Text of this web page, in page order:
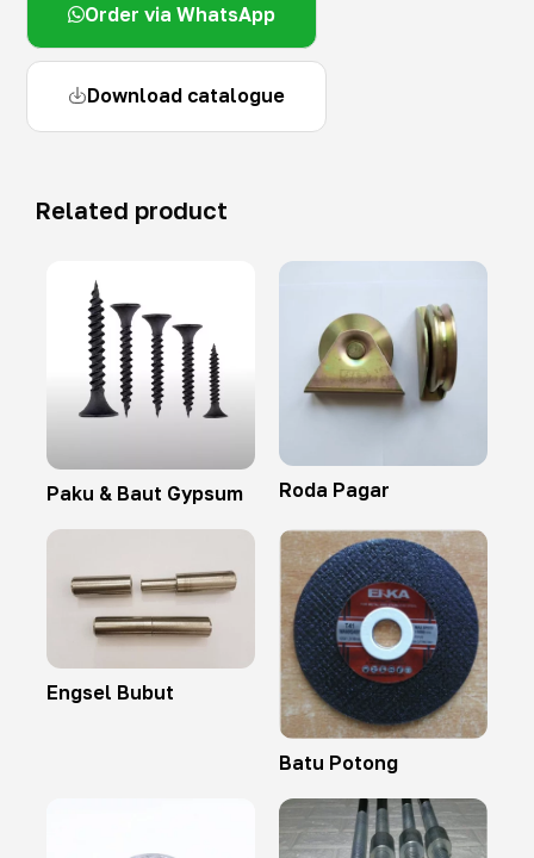
Order via WhatsApp
Download catalogue
Related product
Paku & Baut Gypsum Roda Pagar
Engsel Bubut
Batu Potong